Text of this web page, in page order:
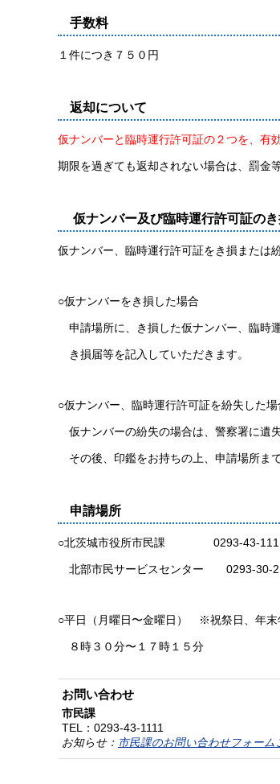
手数料
１件につき７５０円
返却について
仮ナンバーと臨時運行許可証の２つを、有
期限を過ぎても返却されない場合は、罰金
仮ナンバー及び臨時運行許可証の
仮ナンバー、臨時運行許可証をき損または
○仮ナンバーをき損した場合
申請場所に、き損した仮ナンバー、臨時
き損届等を記入していただきます。
○仮ナンバー、臨時運行許可証を紛失した場
仮ナンバーの紛失の場合は、警察署に遺
その後、印鑑をお持ちの上、申請場所ま
申請場所
○北茨城市役所市民課 0293-43-1111(
北部市民サービスセンター 0293-30-
○平日（月曜日〜金曜日） ※祝祭日、年末
８時３０分〜１７時１５分
お問い合わせ
市民課
TEL： 0293-43-1111
お知らせ： 市民課のお問い合わせフォーム